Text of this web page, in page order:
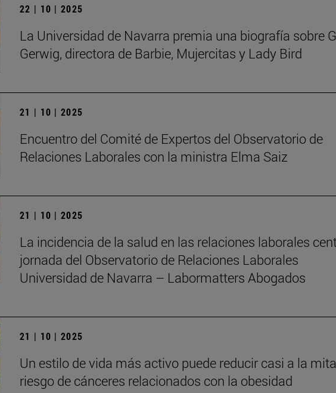
22 | 10 | 2025
La Universidad de Navarra premia una biografía sobre
Gerwig, directora de Barbie, Mujercitas y Lady Bird
21 | 10 | 2025
Encuentro del Comité de Expertos del Observatorio de
Relaciones Laborales con la ministra Elma Saiz
21 | 10 | 2025
La incidencia de la salud en las relaciones laborales
jornada del Observatorio de Relaciones Laborales
Universidad de Navarra – Labormatters Abogados
21 | 10 | 2025
Un estilo de vida más activo puede reducir casi a la
riesgo de cánceres relacionados con la obesidad